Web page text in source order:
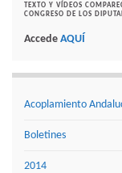
TEXTO Y VÍDEOS
CONGRESO DE LOS
Accede AQUÍ
Acoplamiento
Boletines
2014